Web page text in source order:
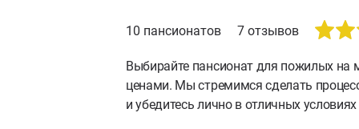
10 пансионатов 7 отзывов
Выбирайте пансионат для пожилых на
ценами. Мы стремимся сделать
и убедитесь лично в отличных